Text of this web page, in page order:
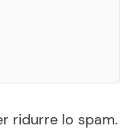
ridurre lo spam.